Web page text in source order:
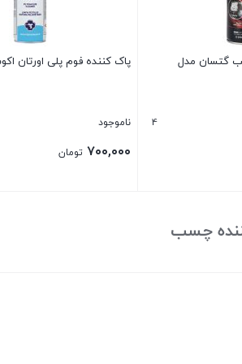
گتسان مدل
4
پاک کننده فوم پلی اورتان
ناموجود
۷۰۰,۰۰۰ تومان
چسب